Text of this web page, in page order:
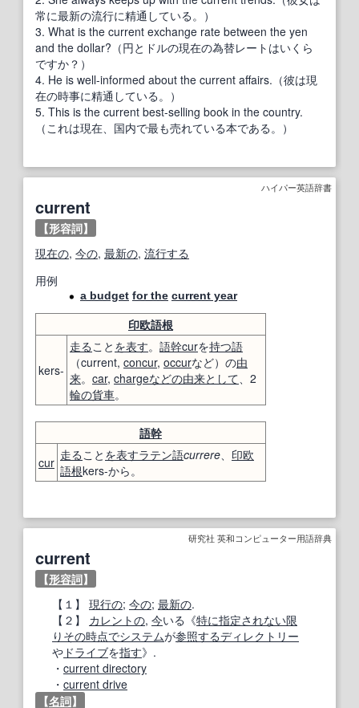
常に最新の流行に精通している。）
3. What is the current exchange rate between the yen
and the dollar?（円とドルの現在の為替レートはいくら
ですか？）
4. He is well-informed about the current affairs.（彼は現
在の時事に精通している。）
5. This is the current best-selling book in the country.
（これは現在、国内で最も売れている本である。）
ハイパー英語辞書
current
【形容詞】
現在の, 今の, 最新の, 流行する
用例
a budget for the current year
印欧語根
kers-
走ること を表す。 語幹curを持つ語
（current, concur, occurなど）の由
来。 car, chargeなどの由来として、2
輪の貨車。
語幹
cur 走ること を表すラテン語currere、 印欧
語根kers-から。
研究社 英和コンピューター用語辞典
current
【形容詞】
【１】 現行の; 今の; 最新の.
【２】 カレントの, 今いる《特に指定されない限
り その時点でシステムが参照するディレクトリー
や ドライブを指す》.
・ current directory
・ current drive
【名詞】